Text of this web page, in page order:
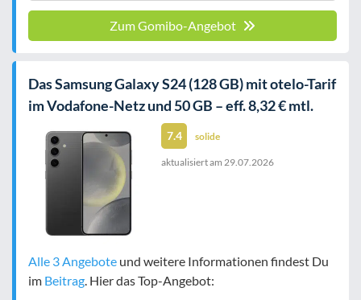
Zum Gomibo-Angebot
Das Samsung Galaxy S24 (128 GB) mit otelo-Tarif
im Vodafone-Netz und 50 GB – eff. 8,32 € mtl.
7.4 solide
aktualisiert am 29.07.2026
Alle 3 Angebote und weitere Informationen findest Du
im Beitrag . Hier das Top-Angebot: